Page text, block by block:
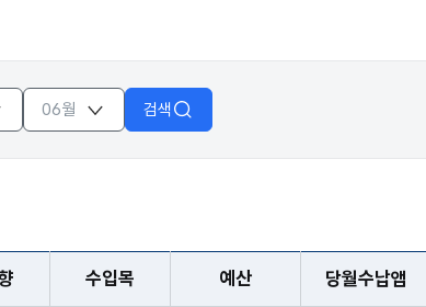
검색
수입목 예산 당월수납앱